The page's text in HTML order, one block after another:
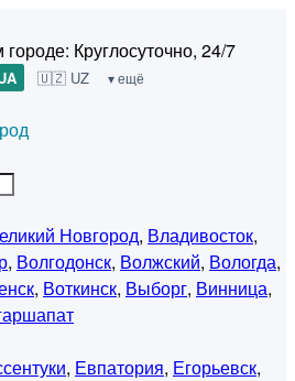
Круглосуточно, 24/7
🇺🇿 UZ ▾ ещё
Новгород, Владивосток,
, Волгодонск, Волжский, Вологда,
, Воткинск, Выборг, Винница,
, Евпатория, Егорьевск,